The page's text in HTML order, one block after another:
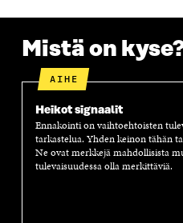
S
A
I
K
N
A
S
S
A
S
I
K
A
S
S
A
S
A
I
A
S
S
A
Mistä on
AIHE
Heikot signaalit
Ennakointi on vaihtoehtoisten
tarkastelua. Yhden keinon tähän
Ne ovat merkkejä mahdollisista
tulevaisuudessa olla merkittäviä.